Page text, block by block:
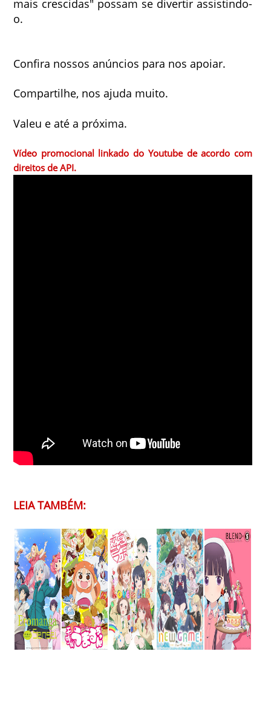
mais crescidas" possam se divertir assistindo-
o.
Confira nossos anúncios para nos apoiar.
Compartilhe, nos ajuda muito.
Valeu e até a próxima.
Vídeo promocional linkado do Youtube de acordo com
direitos de API.
LEIA TAMBÉM: